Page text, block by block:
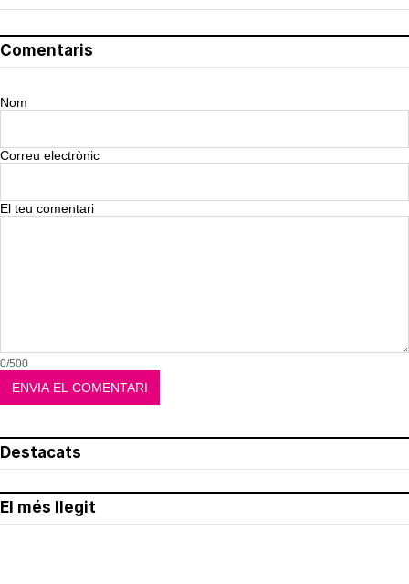
Comentaris
Nom
Correu electrònic
El teu comentari
0/500
Destacats
El més llegit